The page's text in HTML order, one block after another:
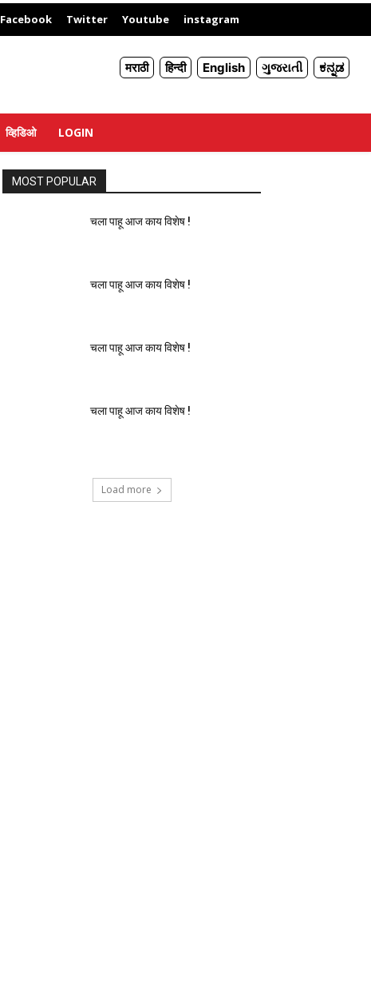
Facebook Twitter Youtube instagram
मराठी हिन्दी English ગુજરાતી ಕನ್ನಡ
व्हिडिओ LOGIN
MOST POPULAR
चला पाहू आज काय विशेष !
चला पाहू आज काय विशेष !
चला पाहू आज काय विशेष !
चला पाहू आज काय विशेष !
Load more